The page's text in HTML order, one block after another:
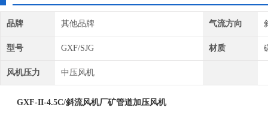
品牌 其他品牌 气流方向
型号 GXF/SJG 材质
风机压力 中压风机
GXF-II-4.5C/斜流风机厂矿管道加压风机